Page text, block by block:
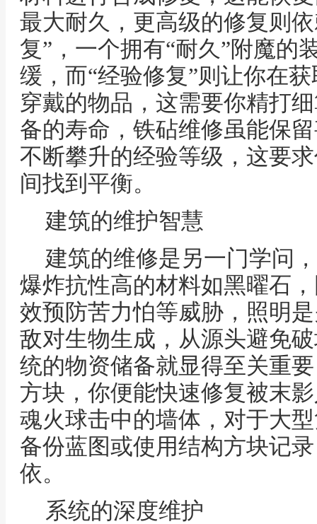
最大耐久，更高级的修复则
复”，一个拥有“耐久”附魔的
缓，而“经验修复”则让你在
穿戴的物品，这需要你精打
备的寿命，铁砧维修虽能保
不断攀升的经验等级，这要
间找到平衡。
建筑的维护智慧
建筑的维修是另一门学问
爆炸抗性高的材料如黑曜石
效预防苦力怕等威胁，照明
敌对生物生成，从源头避免
统的物资储备就显得至关重
方块，你便能快速修复被末
魂火球击中的墙体，对于大
备份蓝图或使用结构方块记
依。
系统的深度维护